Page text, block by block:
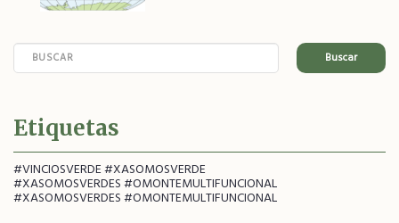
Buscar
Etiquetas
#VINCIOSVERDE #XASOMOSVERDE
#XASOMOSVERDES #OMONTEMULTIFUNCIONAL
#XASOMOSVERDES #OMONTEMULTIFUNCIONAL